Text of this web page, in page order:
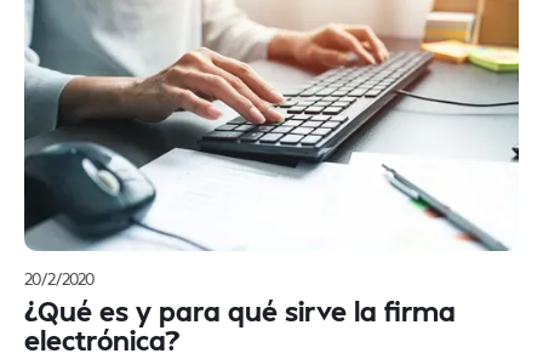
20/2/2020
¿Qué es y para qué sirve la firma
electrónica?